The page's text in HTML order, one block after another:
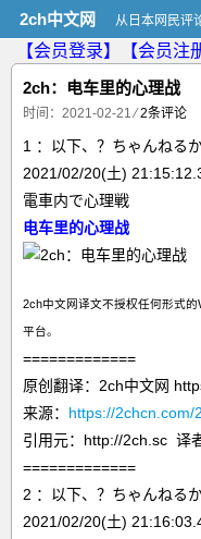
2ch中文网 从日本网民评
【会员登录】 【会员注
2ch：电车里的心理战
时间：2021-02-21 ⁄2条评论
1 ：以下、？ちゃんねる
2021/02/20(土)
電車内で心理戦
电车里的心理战
2ch中文网译文不授权任何形式
平台。
=============
原创翻译：2ch中文网
来源： https://2chcn.com/
引用元：http://2ch.sc 译
=============
2 ：以下、？ちゃんねる
2021/02/20(土)